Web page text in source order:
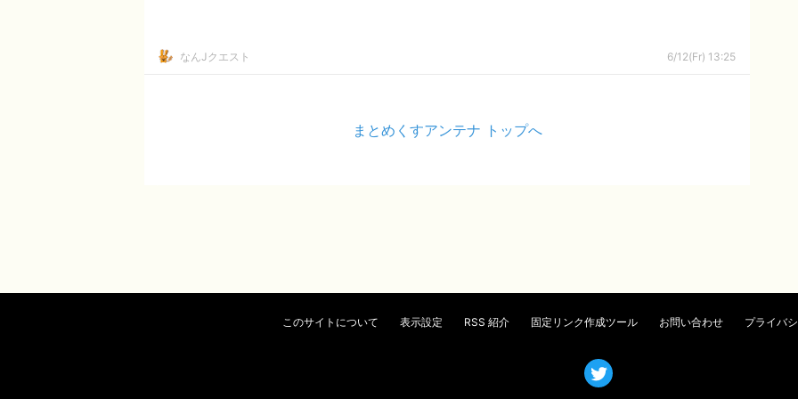
なんJクエスト 6/12(Fr) 13:25
まとめくすアンテナ トップへ
このサイトについて 表示設定 RSS 紹介 固定リンク作成ツール お問い合わせ プライバ